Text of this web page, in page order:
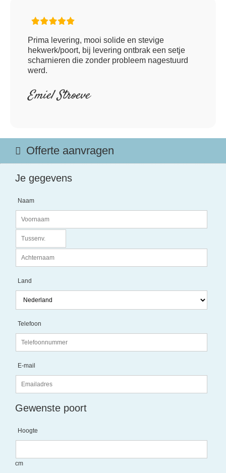
Prima levering, mooi solide en stevige
hekwerk/poort, bij levering ontbrak een setje
scharnieren die zonder probleem nagestuurd
werd.
Emiel Stroeve
Offerte aanvragen
Je gegevens
Naam
Land
Telefoon
E-mail
Gewenste poort
Hoogte
cm